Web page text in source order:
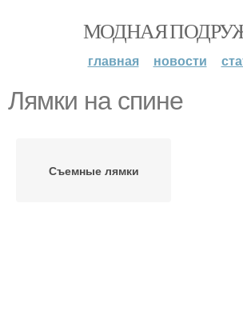
МОДНАЯ
главная новости
Лямки на спине
Съемные лямки